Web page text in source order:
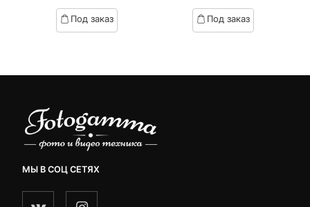
based
onПод заказ
based
onПод заказ
МЫ В СОЦ СЕТЯХ